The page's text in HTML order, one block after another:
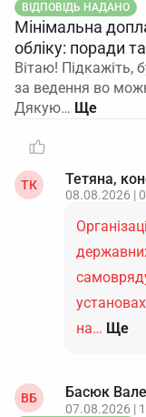
ВІДПОВІДЬ НАДАНО
Мінімальна
обліку: поради
Вітаю! Підкажіть,
за ведення во
Дякую…
ТК Тетяна,
08.08.2026 |
на… Ще
ВБ Басюк
07.08.2026 |